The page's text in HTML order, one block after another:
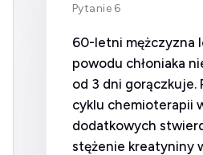
Pytanie 6
60-letni mężczyzna
powodu chłoniaka
od 3 dni gorączkuje.
cyklu chemioterapii
dodatkowych
stężenie kreatyniny